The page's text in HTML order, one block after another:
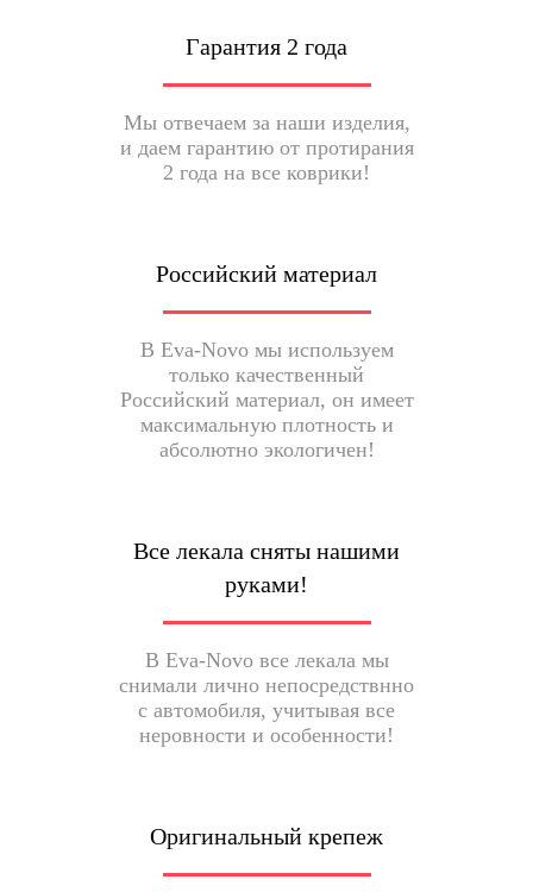
Гарантия 2 года
Мы отвечаем за наши изделия,
и даем гарантию от протирания
2 года на все коврики!
Российский материал
В Eva-Novo мы используем
только качественный
Российский материал, он имеет
максимальную плотность и
абсолютно экологичен!
Все лекала сняты нашими
руками!
В Eva-Novo все лекала мы
снимали лично непосредствнно
с автомобиля, учитывая все
неровности и особенности!
Оригинальный крепеж